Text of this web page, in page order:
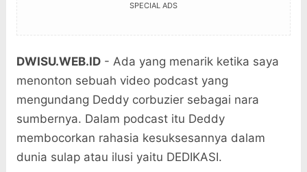
SPECIAL ADS
DWISU.WEB.ID- Ada yang menarik ketika saya
menonton sebuah video podcast yang
mengundang Deddy corbuzier sebagai nara
sumbernya. Dalam podcast itu Deddy
membocorkan rahasia kesuksesannya dalam
dunia sulap atau ilusi yaitu DEDIKASI.